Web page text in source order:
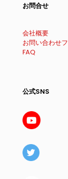
お問合せ
会社概要
お問い合わせ
FAQ
公式SNS